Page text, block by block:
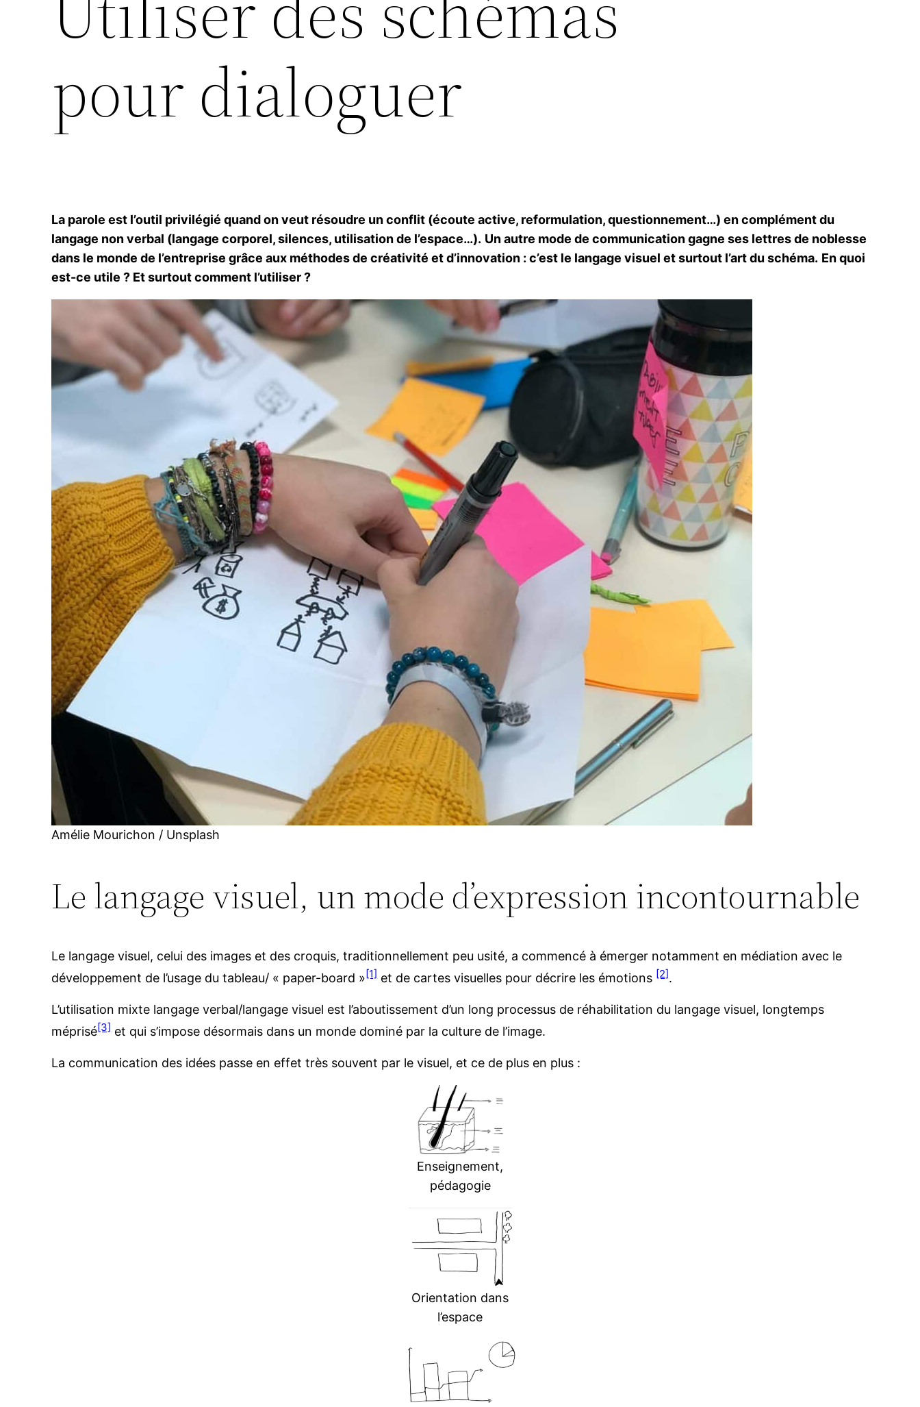
pour dialoguer
La parole est l’outil privilégié quand on veut résoudre un conflit (écoute active, reformulation, questionnement…) en complément du
langage non verbal (langage corporel, silences, utilisation de l’espace…). Un autre mode de communication gagne ses lettres de noblesse
dans le monde de l’entreprise grâce aux méthodes de créativité et d’innovation : c’est le langage visuel et surtout l’art du schéma. En quoi
est-ce utile ? Et surtout comment l’utiliser ?
Amélie Mourichon / Unsplash
Le langage visuel, un mode d’expression incontournable
Le langage visuel, celui des images et des croquis, traditionnellement peu usité, a commencé à émerger notamment en médiation avec le
développement de l’usage du tableau/ « paper-board »[1]et de cartes visuelles pour décrire les émotions [2].
L’utilisation mixte langage verbal/langage visuel est l’aboutissement d’un long processus de réhabilitation du langage visuel, longtemps
méprisé[3]et qui s’impose désormais dans un monde dominé par la culture de l’image.
La communication des idées passe en effet très souvent par le visuel, et ce de plus en plus :
Enseignement,
pédagogie
Orientation dans
l’espace